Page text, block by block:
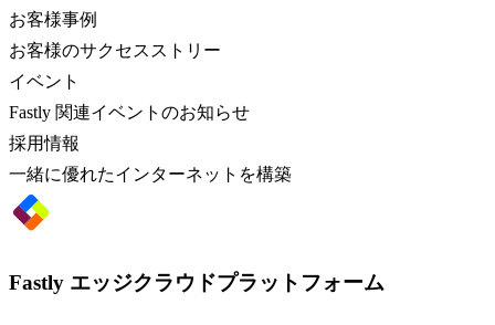
お客様事例
お客様のサクセスストリー
イベント
Fastly 関連イベントのお知らせ
採用情報
一緒に優れたインターネットを構築
Fastly エッジクラウドプラットフォーム